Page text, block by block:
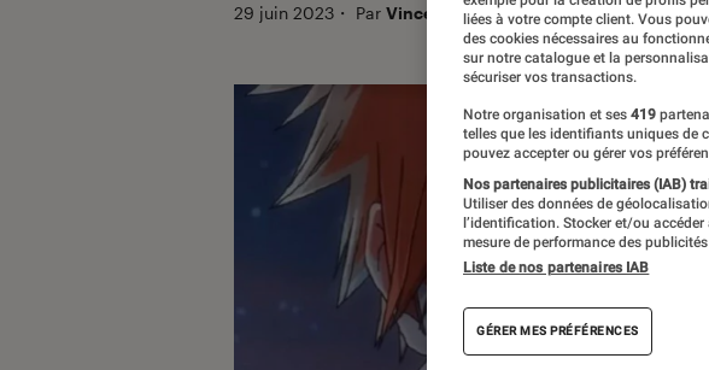
29 juin 2023 ・ Par Vincent Omsliées à votre compte client. Vous
des cookies nécessaires au
sur notre catalogue et la
sécuriser vos transactions.
Notre organisation et ses 419
telles que les identifiants uniques de
pouvez accepter ou gérer vos
Nos partenaires publicitaires (IAB)
Utiliser des données de
l’identification. Stocker et/ou
mesure de performance des
Liste de nos partenaires IAB
GÉRER MES PRÉFÉRENCES